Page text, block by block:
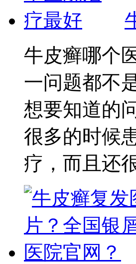
牛皮癣哪个
一问题都不
想要知道的
很多的时候
疗，而且还